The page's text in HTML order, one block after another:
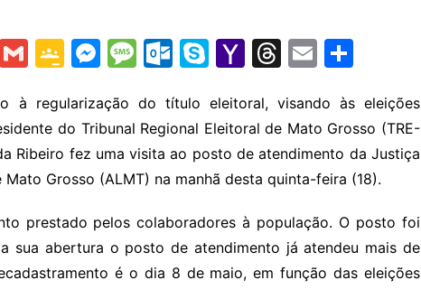
Li G
ai
l
G
o
gl
e
Cl
a
s
sr
M
s
s
e
n
g
er
M
s
s
a
g
e
O
lo
o
k.
o
m
S
y
p
e
Y
h
o
o
M
ai
l
T
e
a
d
E
ai
l
ar
e
à regularização do título eleitoral, visando às eleições
do Tribunal Regional Eleitoral de Mato Grosso (TRE-
Ribeiro fez uma visita ao posto de atendimento da Justiça
Grosso (ALMT) na manhã desta quinta-feira (18).
prestado pelos colaboradores à população. O posto foi
sua abertura o posto de atendimento já atendeu mais de
é o dia 8 de maio, em função das eleições